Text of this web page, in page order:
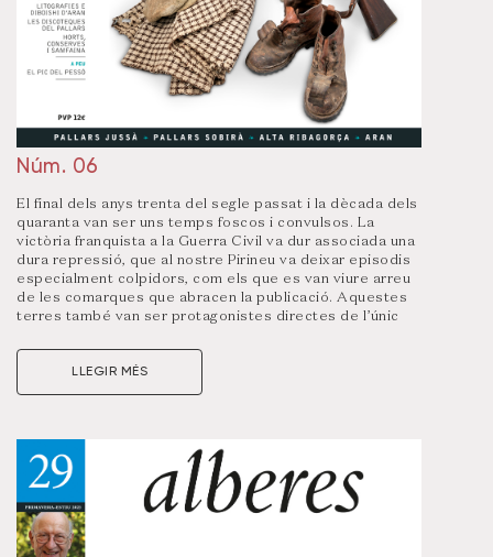
Núm. 06
El final dels anys trenta del segle passat i la dècada dels
quaranta van ser uns temps foscos i convulsos. La
victòria franquista a la Guerra Civil va dur associada una
dura repressió, que al nostre Pirineu va deixar episodis
especialment colpidors, com els que es van viure arreu
de les comarques que abracen la publicació. Aquestes
terres també van ser protagonistes directes de l’únic
posant en pràctica -en aquest cas, a l’Aran, però amb
afectacions també a les comarques veïnes-. L’arribada
del nazisme a l’altra banda del Pirineu i els efectes de la
Cronològicament, el dossier s’inicia allà on vam deixar el
relat que vam iniciar al número 2 de la revista, quan vam
parlar dels
alguns casos ens situem amb la guerra encara en marxa,
LLEGIR MÉS